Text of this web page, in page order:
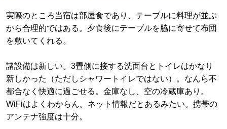
実際のところ当宿は部屋食であり、テーブルに料理が並ぶ
から合理的ではある。夕食後にテーブルを脇に寄せて布団
を敷いてくれる。
諸設備は新しい。3畳側に接する洗面台とトイレはかなり
新しかった（ただしシャワートイレではない）。なんら不
都合なく快適に過ごせる。金庫なし、空の冷蔵庫あり。
WiFiはよくわからん。ネット情報だとあるみたい。携帯の
アンテナ強度は十分。